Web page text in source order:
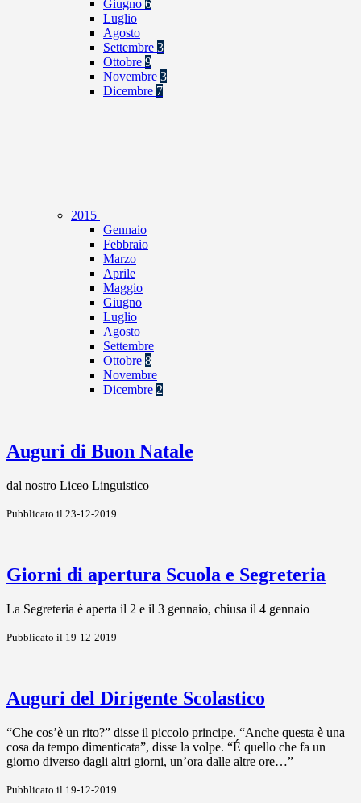
Giugno 6
Luglio
Agosto
Settembre 3
Ottobre 9
Novembre 3
Dicembre 7
2015
Gennaio
Febbraio
Marzo
Aprile
Maggio
Giugno
Luglio
Agosto
Settembre
Ottobre 8
Novembre
Dicembre 2
Auguri di Buon Natale
dal nostro Liceo Linguistico
Pubblicato il 23-12-2019
Giorni di apertura Scuola e Segreteria
La Segreteria è aperta il 2 e il 3 gennaio, chiusa il 4 gennaio
Pubblicato il 19-12-2019
Auguri del Dirigente Scolastico
“Che cos’è un rito?” disse il piccolo principe. “Anche questa è una
cosa da tempo dimenticata”, disse la volpe. “É quello che fa un
giorno diverso dagli altri giorni, un’ora dalle altre ore…”
Pubblicato il 19-12-2019